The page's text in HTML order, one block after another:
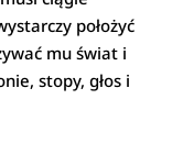
położyć
mu świat i
stopy, głos i